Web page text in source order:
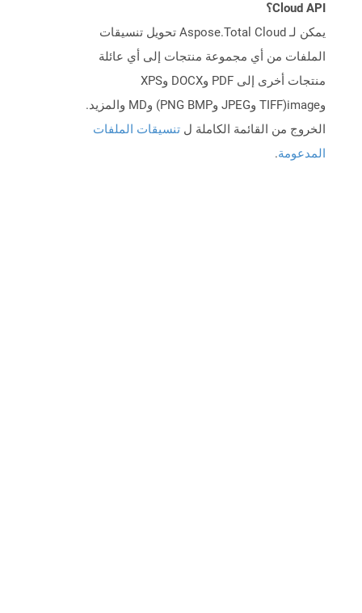
Cloud API؟
يمكن لـ Aspose.Total Cloud تحويل تنسيقات
الملفات من أي مجموعة منتجات إلى أي عائلة
منتجات أخرى إلى PDF وDOCX وXPS
وimage(TIFF وJPEG وPNG BMP) وMD والمزيد.
الخروج من القائمة الكاملة ل تنسيقات الملفات
المدعومة.